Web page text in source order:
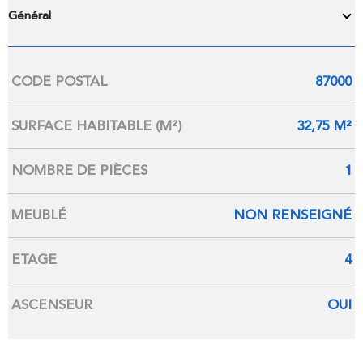
Général
Caractérisque Valeurs
CODE POSTAL 87000
SURFACE HABITABLE (M²) 32,75 M²
NOMBRE DE PIÈCES 1
MEUBLÉ NON RENSEIGNÉ
ETAGE 4
ASCENSEUR OUI